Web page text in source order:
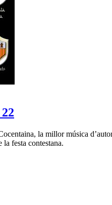
la millor música
festa contestana.